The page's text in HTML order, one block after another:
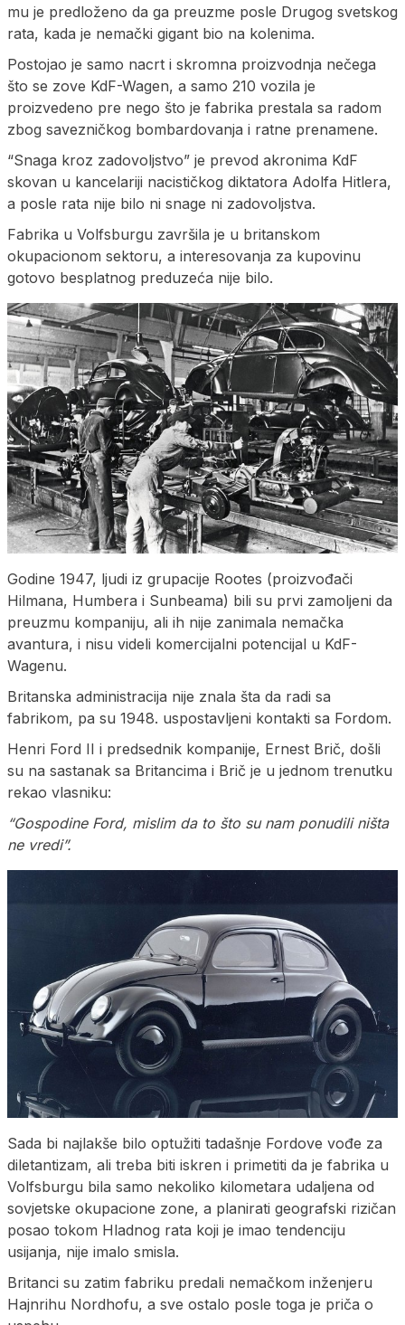
mu je predloženo da ga preuzme posle Drugog svetskog
rata, kada je nemački gigant bio na kolenima.
Postojao je samo nacrt i skromna proizvodnja nečega
što se zove KdF-Wagen, a samo 210 vozila je
proizvedeno pre nego što je fabrika prestala sa radom
zbog savezničkog bombardovanja i ratne prenamene.
“Snaga kroz zadovoljstvo” je prevod akronima KdF
skovan u kancelariji nacističkog diktatora Adolfa Hitlera,
a posle rata nije bilo ni snage ni zadovoljstva.
Fabrika u Volfsburgu završila je u britanskom
okupacionom sektoru, a interesovanja za kupovinu
gotovo besplatnog preduzeća nije bilo.
Godine 1947, ljudi iz grupacije Rootes (proizvođači
Hilmana, Humbera i Sunbeama) bili su prvi zamoljeni da
preuzmu kompaniju, ali ih nije zanimala nemačka
avantura, i nisu videli komercijalni potencijal u KdF-
Wagenu.
Britanska administracija nije znala šta da radi sa
fabrikom, pa su 1948. uspostavljeni kontakti sa Fordom.
Henri Ford II i predsednik kompanije, Ernest Brič, došli
su na sastanak sa Britancima i Brič je u jednom trenutku
rekao vlasniku:
“Gospodine Ford, mislim da to što su nam ponudili ništa
ne vredi”.
Sada bi najlakše bilo optužiti tadašnje Fordove vođe za
diletantizam, ali treba biti iskren i primetiti da je fabrika u
Volfsburgu bila samo nekoliko kilometara udaljena od
sovjetske okupacione zone, a planirati geografski rizičan
posao tokom Hladnog rata koji je imao tendenciju
usijanja, nije imalo smisla.
Britanci su zatim fabriku predali nemačkom inženjeru
Hajnrihu Nordhofu, a sve ostalo posle toga je priča o